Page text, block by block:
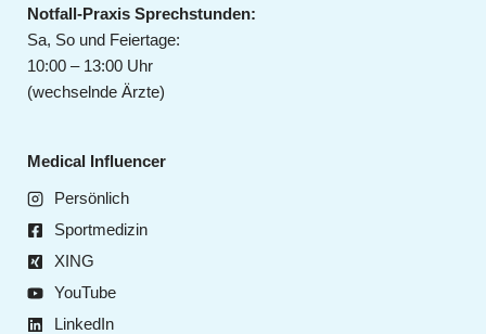
Notfall-Praxis Sprechstunden:
Sa, So und Feiertage:
10:00 – 13:00 Uhr
(wechselnde Ärzte)
Medical Influencer
Persönlich
Sportmedizin
XING
YouTube
LinkedIn